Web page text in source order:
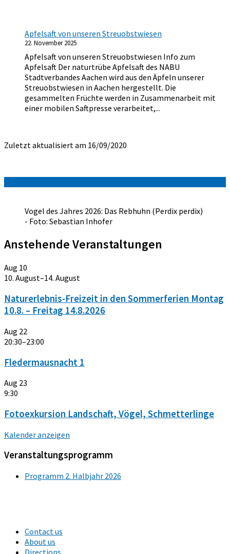
Apfelsaft von unseren Streuobstwiesen
22. November 2025
Apfelsaft von unseren Streuobstwiesen Info zum
Apfelsaft Der naturtrübe Apfelsaft des NABU
Stadtverbandes Aachen wird aus den Äpfeln unserer
Streuobstwiesen in Aachen hergestellt. Die
gesammelten Früchte werden in Zusammenarbeit mit
einer mobilen Saftpresse verarbeitet,...
Zuletzt aktualisiert am 16/09/2020
Vogel des Jahres 2026: Das Rebhuhn (Perdix perdix)
- Foto: Sebastian Inhofer
Anstehende Veranstaltungen
Aug 10
10. August–14. August
Naturerlebnis-Freizeit in den Sommerferien Montag
10.8. – Freitag 14.8.2026
Aug 22
20:30–23:00
Fledermausnacht 1
Aug 23
9:30
Fotoexkursion Landschaft, Vögel, Schmetterlinge
Kalender anzeigen
Veranstaltungsprogramm
Programm 2. Halbjahr 2026
Contact us
About us